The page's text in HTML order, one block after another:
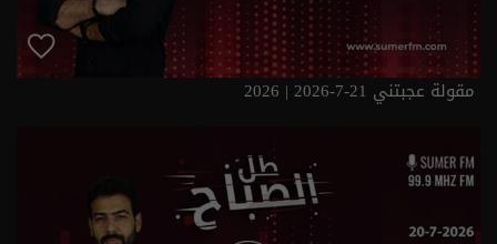
مقولة عجبتني 21-7-2026 | 2026